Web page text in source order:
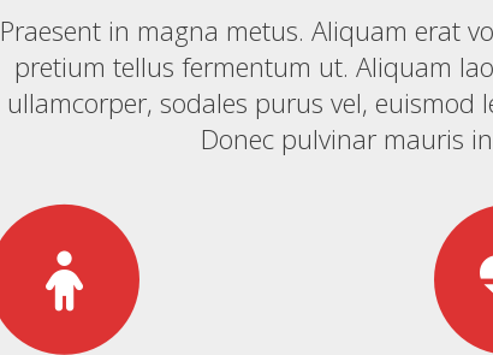
Praesent in magna metus. Aliquam erat
pretium tellus fermentum ut. Aliquam
ullamcorper, sodales purus vel, euismod
Donec pulvinar mauris